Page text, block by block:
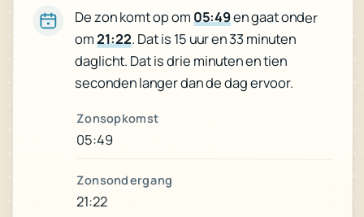
De zon komt op om 05:49en gaat onder
om21:22. Dat is 15 uur en 33 minuten
daglicht. Dat is drie minuten en tien
seconden langer dan de dag ervoor.
Zonsopkomst
05:49
Zonsondergang
21:22